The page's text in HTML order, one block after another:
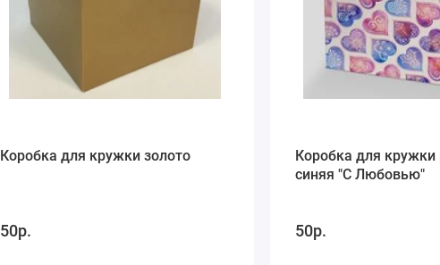
Коробка для кружки золото
50р.
Коробка для кружки
синяя "С Любовью"
50р.